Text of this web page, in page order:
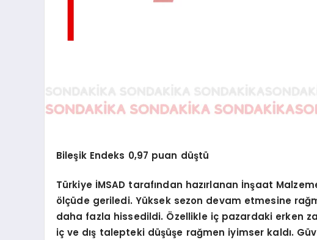
Bileşik Endeks 0,97 puan düştü
Türkiye İMSAD tarafından hazırlanan İnşaat
ölçüde geriledi. Yüksek sezon devam etmesine
daha fazla hissedildi. Özellikle iç pazardaki erken
iç ve dış talepteki düşüşe rağmen iyimser kaldı.